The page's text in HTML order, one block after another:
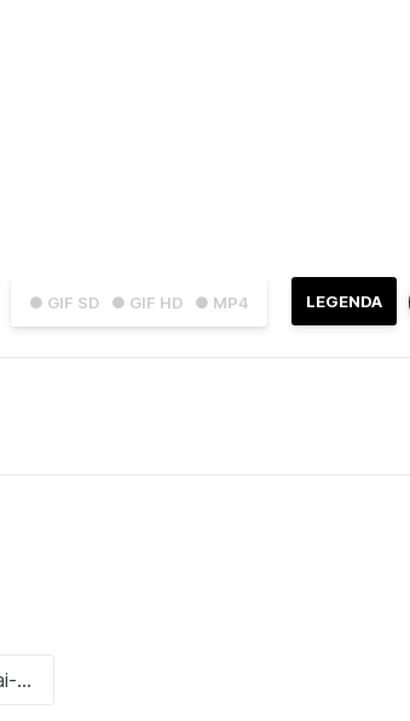
● GIF SD ● GIF HD ● MP4 LEGENDA